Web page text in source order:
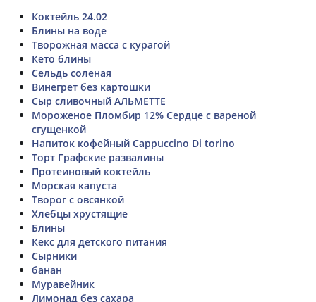
Коктейль 24.02
Блины на воде
Творожная масса с курагой
Кето блины
Сельдь соленая
Винегрет без картошки
Сыр сливочный АЛЬМЕТТЕ
Мороженое Пломбир 12% Сердце с вареной
сгущенкой
Напиток кофейный Cappuccino Di torino
Торт Графские развалины
Протеиновый коктейль
Морская капуста
Творог с овсянкой
Хлебцы хрустящие
Блины
Кекс для детского питания
Сырники
банан
Муравейник
Лимонад без сахара